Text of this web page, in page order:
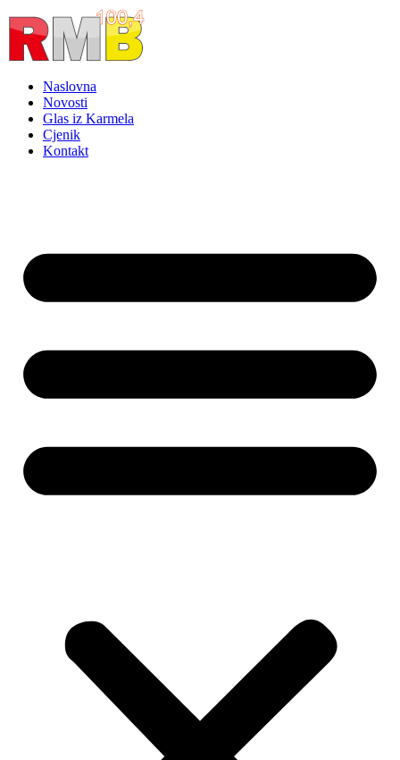
Idi
na
sadržaj
Naslovna
Novosti
Glas iz Karmela
Cjenik
Kontakt